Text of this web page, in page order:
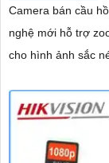
Camera bán cầu
nghệ mới hỗ trợ zoom xa
cho hình ảnh sắc